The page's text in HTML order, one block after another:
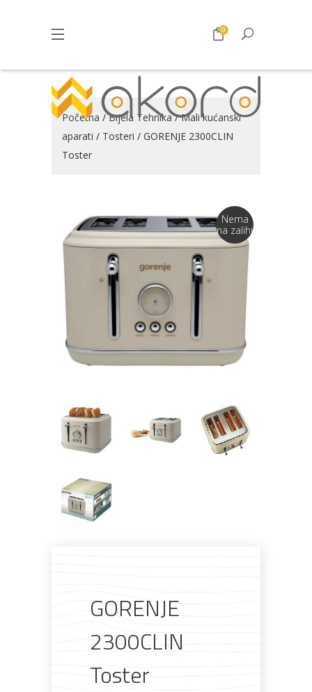
materijali pribor
0
Početna /Bijela Tehnika/Mali kućanski
aparati / Tosteri / GORENJE 2300CLIN
Toster
Nema
na zalihi
GORENJE
2300CLIN
Toster